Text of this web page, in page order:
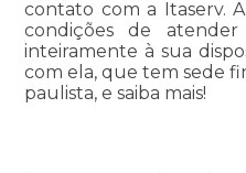
contato com a Itaserv.
condições de
inteiramente à sua
com ela, que tem sede
paulista, e saiba mais!